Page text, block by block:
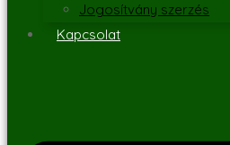
Jogosítvány szerzés
Kapcsolat